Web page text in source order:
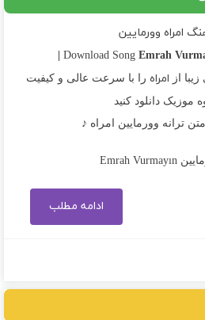
امراه وورمایین
Emrah
از امراه را با سرعت عالی و کیفیت
موزیک دانلود کنید
ترانه وورمایین امراه ♪
ادامه مطلب